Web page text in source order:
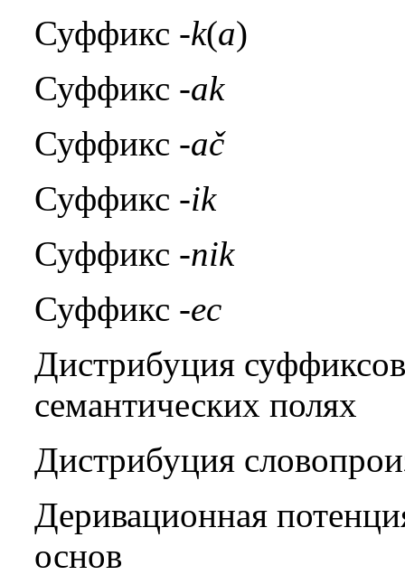
Суффикс -k(a)
Суффикс -ak
Суффикс -ač
Суффикс -ik
Суффикс -nik
Суффикс -ec
Дистрибуция
семантических полях
Дистрибуция
Деривационная
основ